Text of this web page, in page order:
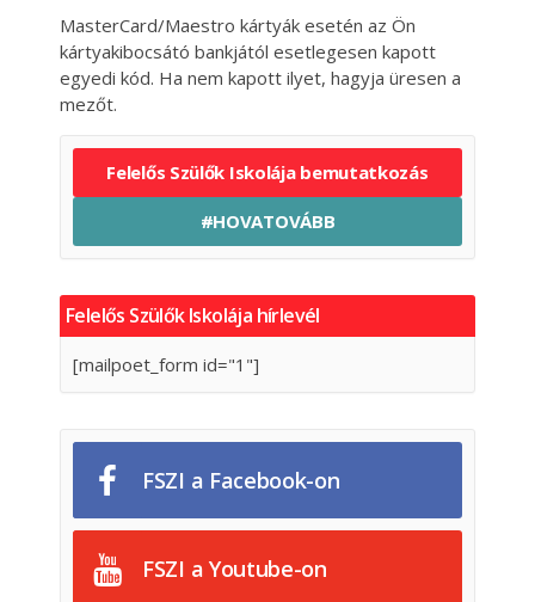
MasterCard/Maestro kártyák esetén az Ön
kártyakibocsátó bankjától esetlegesen kapott
egyedi kód. Ha nem kapott ilyet, hagyja üresen a
mezőt.
Felelős Szülők Iskolája bemutatkozás
#HOVATOVÁBB
Felelős Szülők Iskolája hírlevél
[mailpoet_form id="1"]
FSZI a Facebook-on
FSZI a Youtube-on